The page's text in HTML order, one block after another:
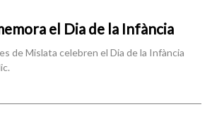
el Dia de la Infància
de Mislata celebren el Dia de la Infància